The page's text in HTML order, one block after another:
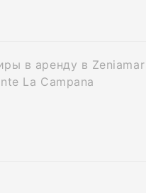
в аренду в Zeniamar
La Campana